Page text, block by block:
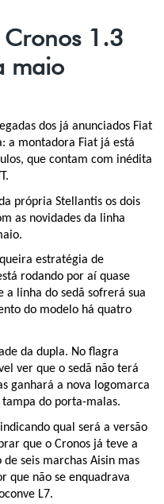
1.3
maio
dos já anunciados Fiat
a montadora Fiat já está
que contam com inédita
própria Stellantis os dois
as novidades da linha
estratégia de
rodando por aí quase
a linha do sedã sofrerá sua
do modelo há quatro
da dupla. No flagra
ver que o sedã não terá
ganhará a nova logomarca
do porta-malas.
qual será a versão
que o Cronos já teve a
seis marchas Aisin mas
que não se enquadrava
L7.